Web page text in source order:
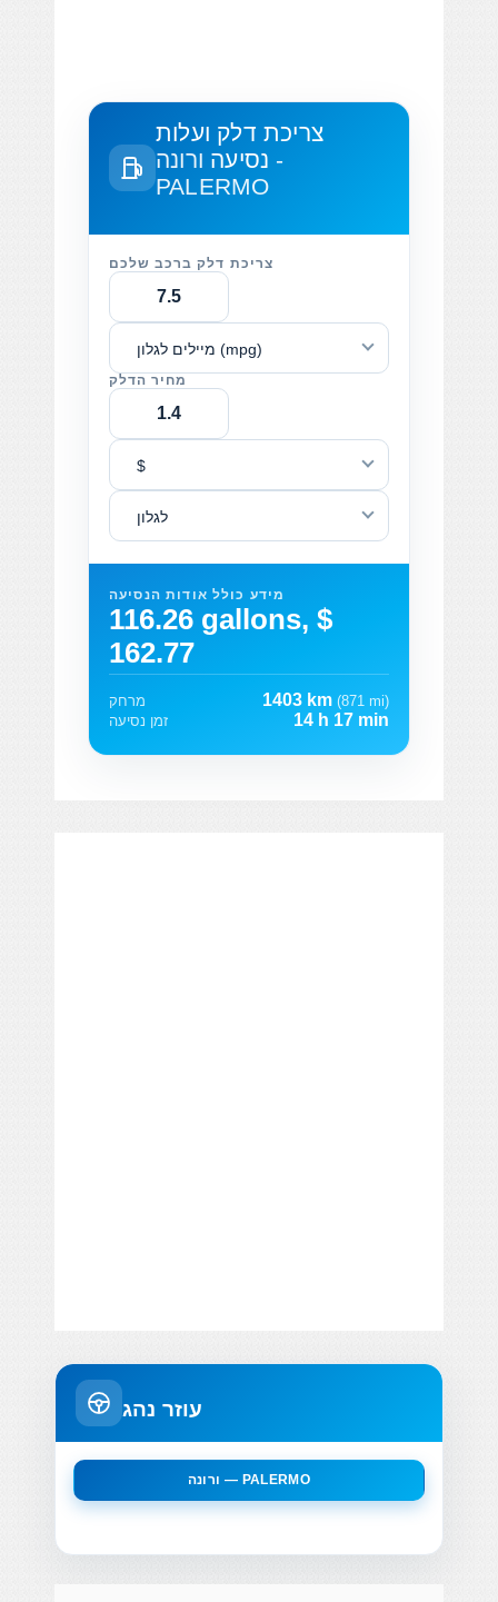
צריכת דלק ועלות
נסיעה ורונה -
PALERMO
צריכת דלק ברכב שלכם
מיילים לגלון (mpg)
מחיר הדלק
$
לגלון
מידע כולל אודות הנסיעה
116.26 gallons, $
162.77
מרחק 1403 km (871 mi)
זמן נסיעה
14 h 17 min
עוזר נהג
ורונה — PALERMO